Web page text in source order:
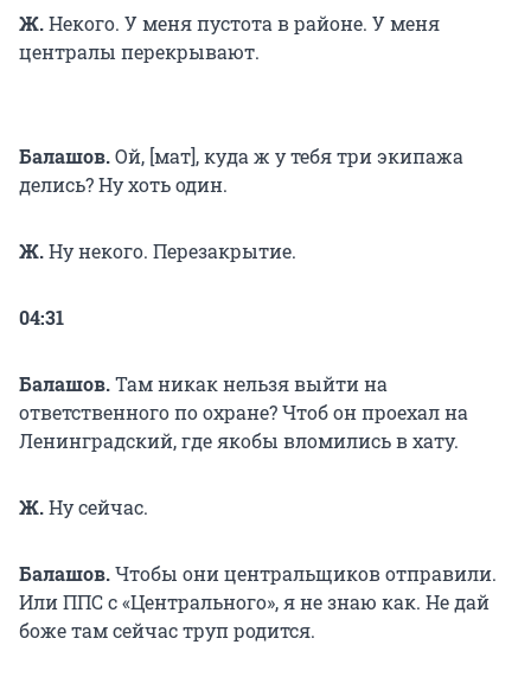
Ж.Некого. У меня пустота в районе. У меня
централы перекрывают.
Балашов.Ой, [мат], куда ж у тебя три экипажа
делись? Ну хоть один.
Ж.Ну некого. Перезакрытие.
04:31
Балашов.Там никак нельзя выйти на
ответственного по охране? Чтоб он проехал на
Ленинградский, где якобы вломились в хату.
Ж.Ну сейчас.
Балашов.Чтобы они центральщиков отправили.
Или ППС с «Центрального», я не знаю как. Не дай
боже там сейчас труп родится.